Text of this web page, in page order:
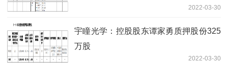
2022-03-30
宇瞳光学：控股股东谭家勇质押股份325
万股
2022-03-30